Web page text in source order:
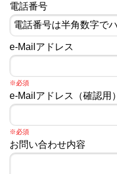
電話番号
e-Mailアドレス
※必須
e-Mailアドレス（確認用）
※必須
お問い合わせ内容